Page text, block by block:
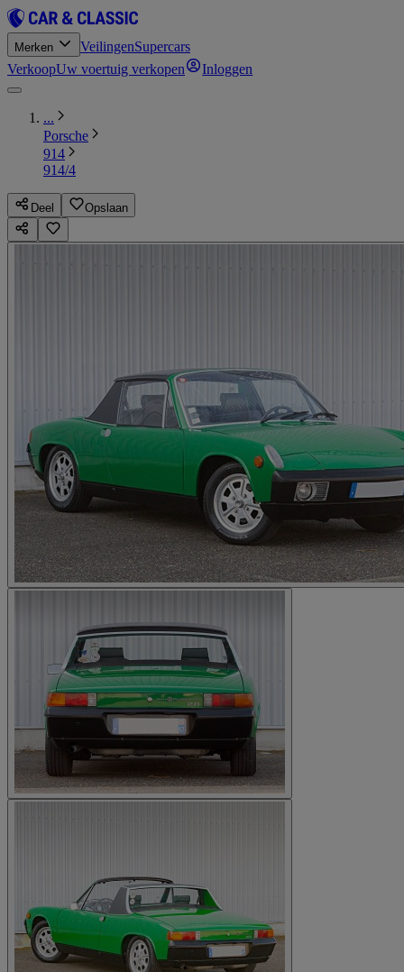
Merken VeilingenSupercars
VerkoopUw voertuig verkopen Inloggen
...
Porsche
914
914/4
Deel Opslaan